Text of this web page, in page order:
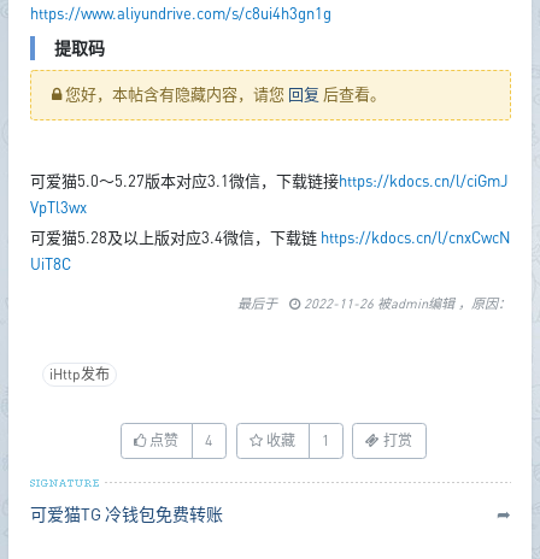
https://www.aliyundrive.com/s/c8ui4h3gn1g
提取码
您好，本帖含有隐藏内容，请您 回复 后查看。
可爱猫5.0～5.27版本对应3.1微信，下载链接https://kdocs.cn/l/ciGmJ
VpTl3wx
可爱猫5.28及以上版对应3.4微信，下载链 https://kdocs.cn/l/cnxCwcN
UiT8C
最后于 2022-11-26 被admin编辑 ，原因：
iHttp发布
点赞 4 收藏 1 打赏
可爱猫TG 冷钱包免费转账 ➦